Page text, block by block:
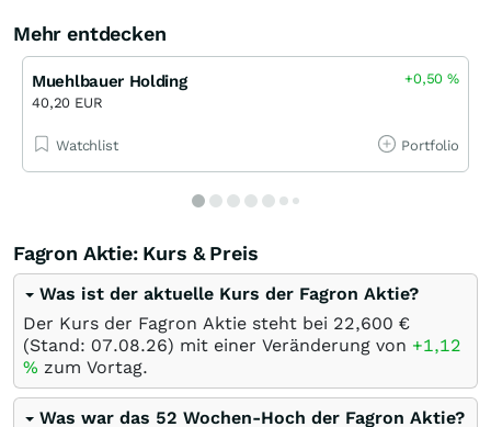
Mehr entdecken
Muehlbauer Holding
40,20 EUR
+0,50%
Watchlist Portfolio
Fagron Aktie: Kurs & Preis
Was ist der aktuelle Kurs der Fagron Aktie?
Der Kurs der Fagron Aktie steht bei 22,600 €
(Stand: 07.08.26) mit einer Veränderung von +1,12
% zum Vortag.
Was war das 52 Wochen-Hoch der Fagron Aktie?